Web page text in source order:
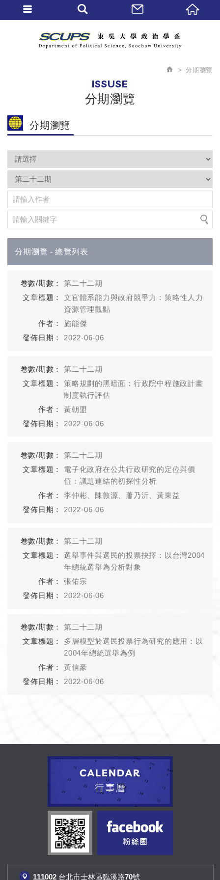
分期瀏覽
ISSUSE
分期瀏覽
分期瀏覽
分期瀏覽 - 總覽列表
第二十二期
文官體系能力與政府競爭力：策略性人力
資源管理觀點
施能傑
2022-06-06
第二十二期
策略規劃的黑暗面：行政院中程施政計畫
制度執行評估
黃朝盟
2022-06-06
第二十二期
電子化政府在公共行政研究的定位與價
值：議題連結的初探性分析
李仲彬、陳敦源、蕭乃沂、黃東益
2022-06-06
第二十二期
選舉事件與選民的投票抉擇：以台灣2004
年總統選舉為分析對象
張佑宗
2022-06-06
第二十二期
多層模型於選民投票行為研究的應用：以
2004年總統選舉為例
黃信豪
2022-06-06
111002 台北市士林區臨溪路70號